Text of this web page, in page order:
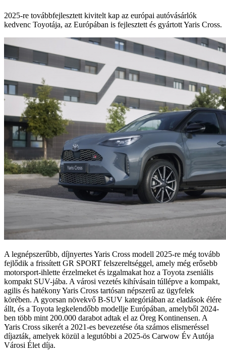
2025-re továbbfejlesztett kivitelt kap az európai autóvásárlók
kedvenc Toyotája, az Európában is fejlesztett és gyártott Yaris Cross.
A legnépszerűbb, díjnyertes Yaris Cross modell 2025-re még tovább
fejlődik a frissített GR SPORT felszereltséggel, amely még erősebb
motorsport-ihlette érzelmeket és izgalmakat hoz a Toyota zseniális
kompakt SUV-jába. A városi vezetés kihívásain túllépve a kompakt,
agilis és hatékony Yaris Cross tartósan népszerű az ügyfelek
körében. A gyorsan növekvő B-SUV kategóriában az eladások élére
állt, és a Toyota legkelendőbb modellje Európában, amelyből 2024-
ben több mint 200.000 darabot adtak el az Öreg Kontinensen. A
Yaris Cross sikerét a 2021-es bevezetése óta számos elismeréssel
díjazták, amelyek közül a legutóbbi a 2025-ös Carwow Év Autója
Városi Élet díja.